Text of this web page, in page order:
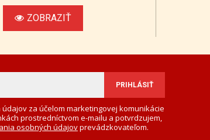
ZOBRAZIŤ
za účelom marketingovej komunikácie
prostredníctvom e-mailu a potvrdzujem,
osobných údajovprevádzkovateľom.